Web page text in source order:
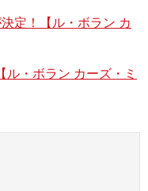
宏エグゼクティブバ
、ラグジュアリーの
る驚きと感動を提供
定！【ル・ボラン カ
ル・ボラン カーズ・ミ